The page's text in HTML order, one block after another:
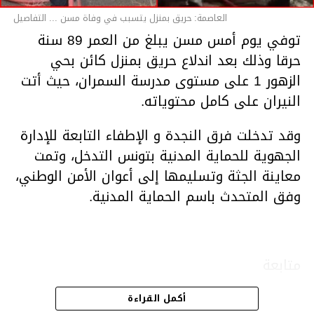
العاصمة: حريق بمنزل يتسبب في وفاة مسن ... التفاصيل
توفي يوم أمس مسن يبلغ من العمر 89 سنة
حرقا وذلك بعد اندلاع حريق بمنزل كائن بحي
الزهور 1 على مستوى مدرسة السمران، حيث أتت
النيران على كامل محتوياته.
وقد تدخلت فرق النجدة و الإطفاء التابعة للإدارة
الجهوية للحماية المدنية بتونس التدخل، وتمت
معاينة الجثة وتسليمها إلى أعوان الأمن الوطني،
وفق المتحدث باسم الحماية المدنية.
أكمل القراءة